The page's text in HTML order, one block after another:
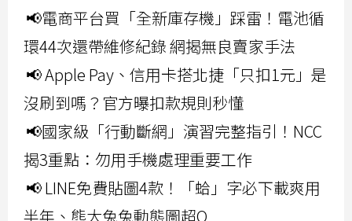
📢電商平台買「全新庫存機」踩雷！電池循
環44次還帶維修紀錄 網揭無良賣家手法
📢 Apple Pay、信用卡搭北捷「只扣1元」是
沒刷到嗎？官方曝扣款規則秒懂
📢國家級「行動斷網」演習完整指引！NCC
揭3重點：勿用手機處理重要工作
📢 LINE免費貼圖4款！「蛤」字必下載爽用
半年、熊大兔兔動態圖超Q